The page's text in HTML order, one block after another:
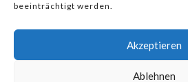
beeinträchtigt werden.
Akzeptieren
Ablehnen
Social Media